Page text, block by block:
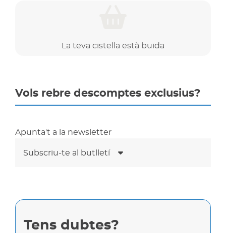
La teva cistella està buida
Vols rebre descomptes exclusius?
Apunta't a la newsletter
Subscriu-te al butlletí
Tens dubtes?